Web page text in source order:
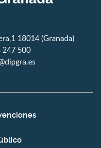
18014 (Granada)
247 500